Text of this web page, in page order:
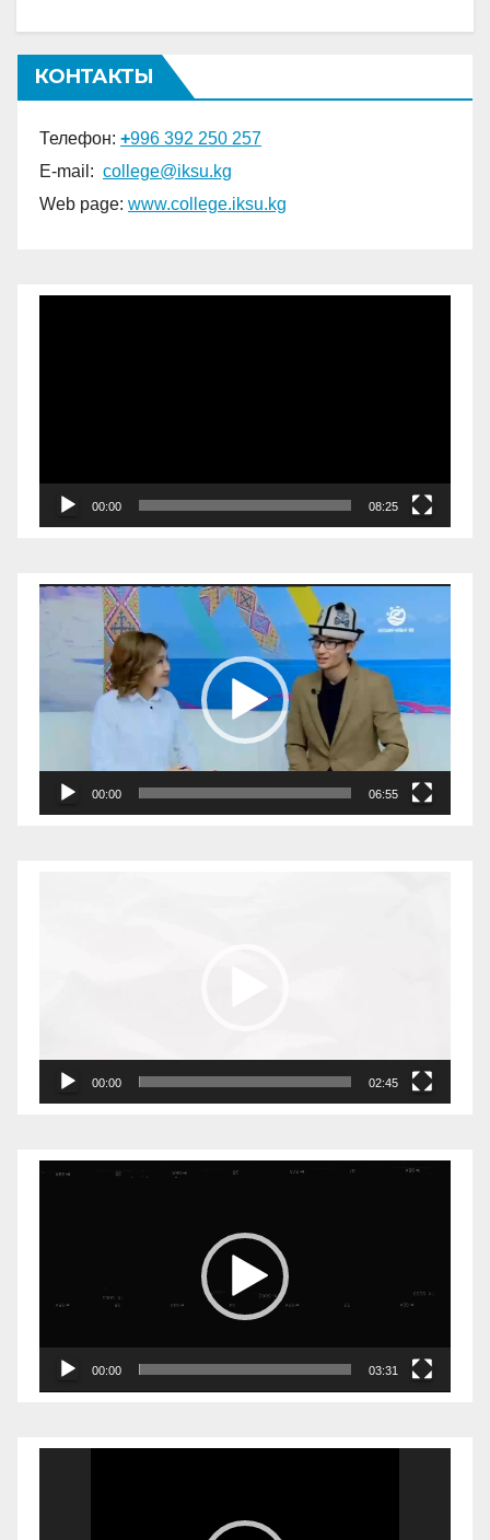
КОНТАКТЫ
Телефон: +996 392 250 257
E-mail: college@iksu.kg
Web page: www.college.iksu.kg
00:00 08:25
Видеоплеер
00:00 06:55
00:00 02:45
Видеоплеер
00:00 03:31